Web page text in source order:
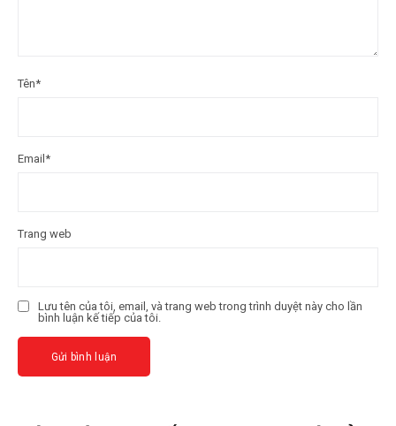
Tên*
Email *
Trang web
Lưu tên của tôi, email, và trang web trong trình duyệt này cho lần
bình luận kế tiếp của tôi.